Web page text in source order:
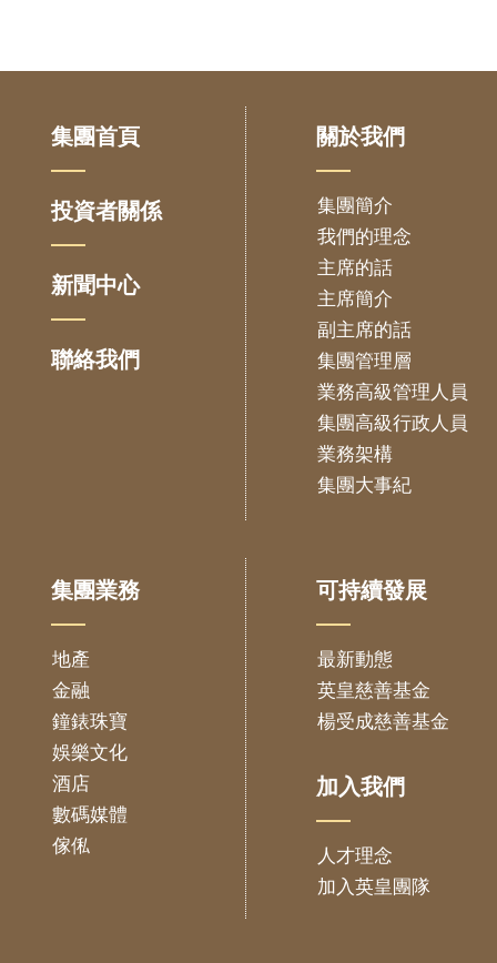
集團首頁
投資者關係
新聞中心
聯絡我們
關於我們
集團簡介
我們的理念
主席的話
主席簡介
副主席的話
集團管理層
業務高級管理人員
集團高級行政人員
業務架構
集團大事紀
集團業務
地產
金融
鐘錶珠寶
娛樂文化
酒店
數碼媒體
傢俬
可持續發展
最新動態
英皇慈善基金
楊受成慈善基金
加入我們
人才理念
加入英皇團隊